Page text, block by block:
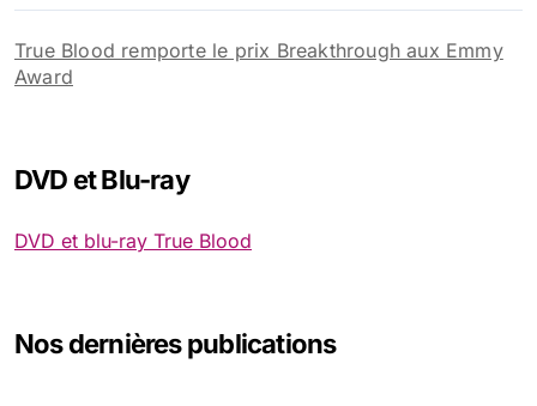
True Blood remporte le prix Breakthrough aux Emmy
Award
DVD et Blu-ray
DVD et blu-ray True Blood
Nos dernières publications